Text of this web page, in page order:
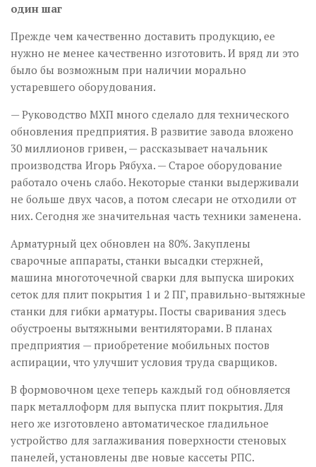
один шаг
Прежде чем качественно доставить продукцию, ее
нужно не менее качественно изготовить. И вряд ли это
было бы возможным при наличии морально
устаревшего оборудования.
— Руководство МХП много сделало для технического
обновления предприятия. В развитие завода вложено
30 миллионов гривен, — рассказывает начальник
производства Игорь Рябуха. — Старое оборудование
работало очень слабо. Некоторые станки выдерживали
не больше двух часов, а потом слесари не отходили от
них. Сегодня же значительная часть техники заменена.
Арматурный цех обновлен на 80%. Закуплены
сварочные аппараты, станки высадки стержней,
машина многоточечной сварки для выпуска широких
сеток для плит покрытия 1 и 2 ПГ, правильно-вытяжные
станки для гибки арматуры. Посты сваривания здесь
обустроены вытяжными вентиляторами. В планах
предприятия — приобретение мобильных постов
аспирации, что улучшит условия труда сварщиков.
В формовочном цехе теперь каждый год обновляется
парк металлоформ для выпуска плит покрытия. Для
него же изготовлено автоматическое гладильное
устройство для заглаживания поверхности стеновых
панелей, установлены две новые кассеты РПС.